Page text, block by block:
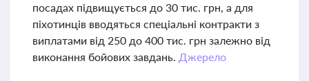
посадах підвищується до 30 тис. грн, а для
піхотинців вводяться спеціальні контракти з
виплатами від 250 до 400 тис. грн залежно від
виконання бойових завдань. Джерело